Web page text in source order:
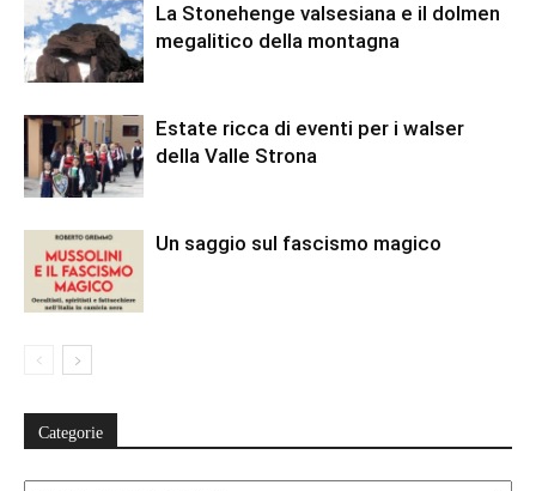
La Stonehenge valsesiana e il dolmen
megalitico della montagna
Estate ricca di eventi per i walser
della Valle Strona
Un saggio sul fascismo magico
Categorie
Categorie